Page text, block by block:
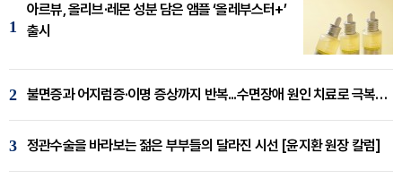
1
아르뷰, 올리브·레몬 성분 담은 앰플 ‘올레부스터+’
출시
2 불면증과 어지럼증·이명 증상까지 반복...수면장애 원인 치료로 극복해야
3 정관수술을 바라보는 젊은 부부들의 달라진 시선 [윤지환 원장 칼럼]